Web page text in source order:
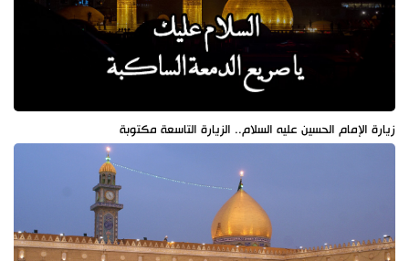
زيارة الإمام الحسين عليه السلام.. الزيارة التاسعة مكتوبة